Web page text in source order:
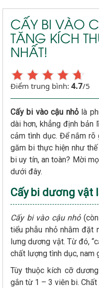
CẤY BI VÀO
TĂNG KÍCH
NHẤT!
Điểm trung bình: 4.7/5
Cấy bi vào cậu nhỏlà
dài hơn, khẳng định bản
cảm tình dục. Để nắm
găm bi thực hiện như
bi uy tín, an toàn? Mời
dưới đây.
Cấy bi dương vật
Cấy bi vào cậu nhỏ(còn
tiểu phẫu nhỏ nhằm đặt
lưng dương vật. Từ đó,
chất lượng tình dục, nam
Tùy thuộc kích cỡ
gắn từ 1 – 3 viên bi.